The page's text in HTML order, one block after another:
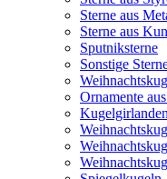
Sterne aus
Sterne aus
Sputniksterne
Sonstige
Ornamente